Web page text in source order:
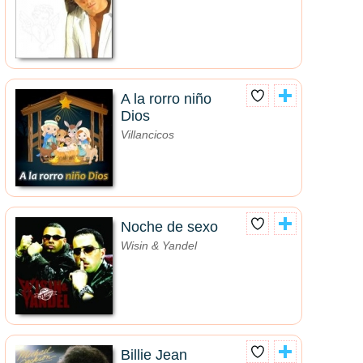
A la rorro niño
Dios
Villancicos
Noche de sexo
Wisin & Yandel
Billie Jean